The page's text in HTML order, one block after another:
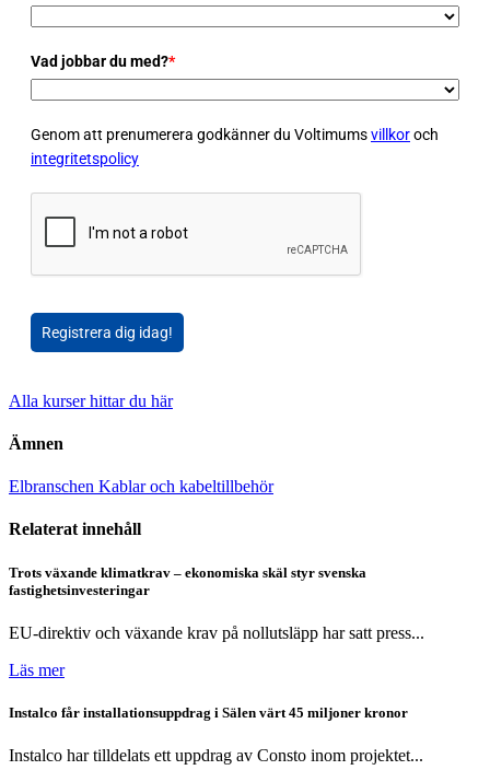
Vad jobbar du med?*
Genom att prenumerera godkänner du Voltimumsvillkoroch
integritetspolicy
Registrera dig idag!
Alla kurser hittar du här
Ämnen
Elbranschen Kablar och kabeltillbehör
Relaterat innehåll
Trots växande klimatkrav – ekonomiska skäl styr svenska
fastighetsinvesteringar
EU-direktiv och växande krav på nollutsläpp har satt press...
Läs mer
Instalco får installationsuppdrag i Sälen värt 45 miljoner kronor
Instalco har tilldelats ett uppdrag av Consto inom projektet...